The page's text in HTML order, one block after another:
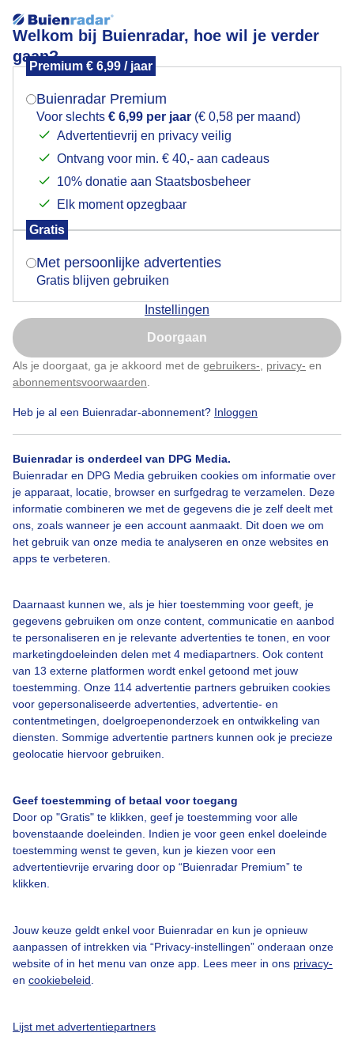
Welkom bij Buienradar, hoe wil je verder
gaan?
Premium € 6,99 / jaar
Buienradar Premium
Voor slechts € 6,99 per jaar (€ 0,58 per maand)
Advertentievrij en privacy veilig
Ontvang voor min. € 40,- aan cadeaus
10% donatie aan Staatsbosbeheer
Elk moment opzegbaar
Gratis
Met persoonlijke advertenties
Gratis blijven gebruiken
Instellingen
Doorgaan
Als je doorgaat, ga je akkoord met de gebruikers- privacy- en
abonnementsvoorwaarden
Heb je al een Buienradar-abonnement? Inloggen
Buienradar is onderdeel van DPG Media.
Buienradar en DPG Media gebruiken cookies om informatie over
je apparaat, locatie, browser en surfgedrag te verzamelen. Deze
informatie combineren we met de gegevens die je zelf deelt met
ons, zoals wanneer je een account aanmaakt. Dit doen we om
het gebruik van onze media te analyseren en onze websites en
apps te verbeteren.
Daarnaast kunnen we, als je hier toestemming voor geeft, je
gegevens gebruiken om onze content, communicatie en aanbod
te personaliseren en je relevante advertenties te tonen, en voor
marketingdoeleinden delen met 4 mediapartners. Ook content
van 13 externe platformen wordt enkel getoond met jouw
toestemming. Onze 114 advertentie partners gebruiken cookies
voor gepersonaliseerde advertenties, advertentie- en
contentmetingen, doelgroepenonderzoek en ontwikkeling van
diensten. Sommige advertentie partners kunnen ook je precieze
geolocatie hiervoor gebruiken.
Geef toestemming of betaal voor toegang
Door op "Gratis" te klikken, geef je toestemming voor alle
bovenstaande doeleinden. Indien je voor geen enkel doeleinde
toestemming wenst te geven, kun je kiezen voor een
advertentievrije ervaring door op “Buienradar Premium” te
klikken.
Jouw keuze geldt enkel voor Buienradar en kun je opnieuw
aanpassen of intrekken via “Privacy-instellingen” onderaan onze
website of in het menu van onze app. Lees meer in ons privacy-
en cookiebeleid
Lijst met advertentiepartners
Vanmorgen nog volop zon met vlinder
Door: Burry van den Brink Gemaakt: 10-05-2026, 70x bekeken
Een moment geduld aub...
Over Buienradar
Bedrijfsgegevens
Veelgestelde vragen
Contact
Gebruikersvoorwaarden
Adverteren
Buienradar Team
Privacy beleid
Privacy instellingen
Gratis weerdata
Buienradar
Mogen we je locatie gebruiken voor het
Indien je hier nog geen akkoord op hebt gegeven,
verschijnt er zo een pop-up uit je browser waarin
Is goed, toon de popup
Nu niet, misschien later
Klik hierom dit aan te passen